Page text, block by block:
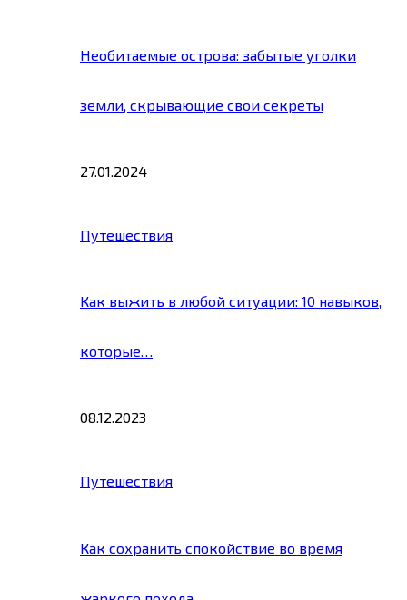
Необитаемые острова: забытые уголки
земли, скрывающие свои секреты
27.01.2024
Путешествия
Как выжить в любой ситуации: 10 навыков,
которые…
08.12.2023
Путешествия
Как сохранить спокойствие во время